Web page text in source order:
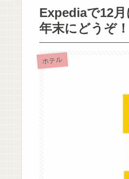
Expediaで12
年末にどうぞ！
ホテル